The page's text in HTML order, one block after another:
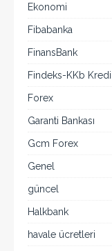
Ekonomi
Fibabanka
FinansBank
Findeks-KKb
Forex
Garanti Bankası
Gcm Forex
Genel
güncel
Halkbank
havale ücretleri